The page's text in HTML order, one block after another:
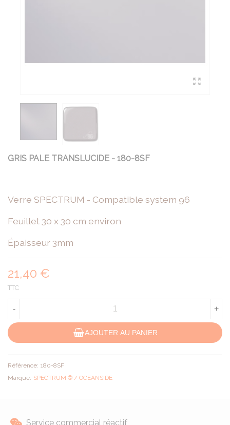
GRIS PALE TRANSLUCIDE - 180-8SF
Verre SPECTRUM - Compatible system 96
Feuillet 30 x 30 cm environ
Épaisseur 3mm
21,40 €
TTC
- +
AJOUTER AU PANIER
Référence: 180-8SF
Marque: SPECTRUM ® / OCEANSIDE
Service commercial réactif